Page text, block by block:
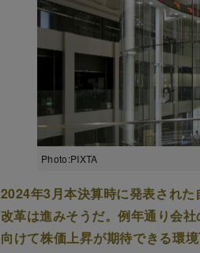
Photo:PIXTA
2024年3月本決算時に発表され
改革は進みそうだ。例年通り会
向けて株価上昇が期待できる環